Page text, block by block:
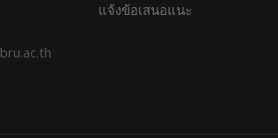
แจ้งข้อเสนอแนะ